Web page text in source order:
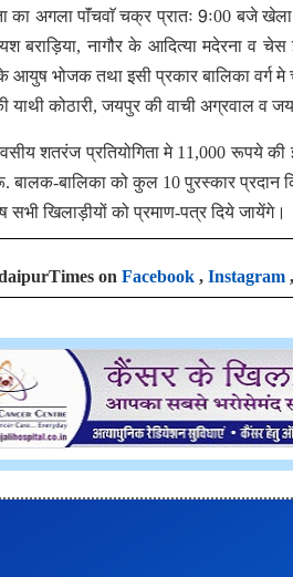
का अगला पाॅंचवाॅ चक्र प्रातः 9ः00 बजे
बराड़िया, नागौर के आदित्या मदेरना व
भोजक तथा इसी प्रकार बालिका वर्ग मे
याथी कोठारी, जयपुर की वाची अग्रवाल व
शतरंज प्रतियोगिता मे 11,000 रूपये
बालिका को कुल 10 पुरस्कार प्रदान
सभी खिलाड़ीयों को प्रमाण-पत्र दिये जायेंगे।
on Facebook , Instagram